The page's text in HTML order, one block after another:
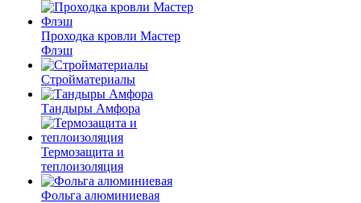
Проходка кровли Мастер
Флэш
Стройматериалы
Тандыры Амфора
Термозащита и
теплоизоляция
Фольга алюминиевая